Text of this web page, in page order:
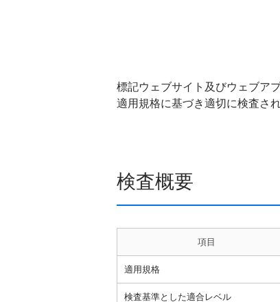
標記ウェブサイト及びウェブア
適用規格に基づき適切に検査さ
検査概要
項目
適用規格
検査基準とした適合レベル